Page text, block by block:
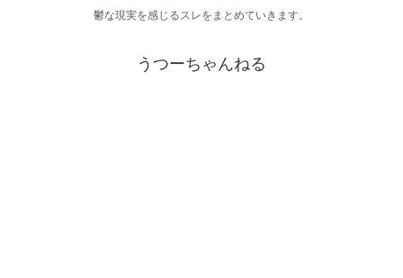
鬱な現実を感じるスレをまとめていきます。
うつーちゃんねる